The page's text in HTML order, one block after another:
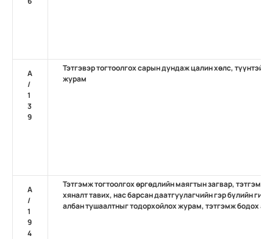
А
/
1
3
9
Тэтгэвэр тогтоолгох сарын дундаж цалин хөлс, түүнтэй
журам
А
/
1
9
4
Тэтгэмж тогтоолгох өргөдлийн маягтын загвар, тэтгэмж
хяналт тавих, нас барсан даатгуулагчийн гэр бүлийн
албан тушаалтныг тодорхойлох журам, тэтгэмж бодох